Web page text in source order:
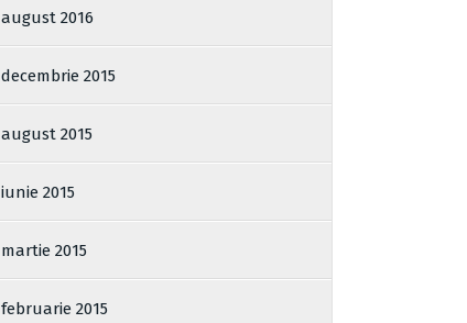
august 2016
decembrie 2015
august 2015
iunie 2015
martie 2015
februarie 2015